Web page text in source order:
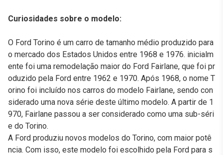
Curiosidades sobre o modelo:
O Ford Torino é um carro de tamanho médio produzido para
o mercado dos Estados Unidos entre 1968 e 1976. inicialm
ente foi uma remodelação maior do Ford Fairlane, que foi pr
oduzido pela Ford entre 1962 e 1970. Após 1968, o nome T
orino foi incluído nos carros do modelo Fairlane, sendo con
siderado uma nova série deste último modelo. A partir de 1
970, Fairlane passou a ser considerado como uma sub-séri
e do Torino.
A Ford produziu novos modelos do Torino, com maior potê
ncia. Com isso, este modelo foi escolhido pela Ford para s